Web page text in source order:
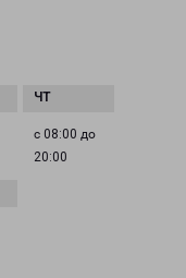
с 08:00 до
20:00